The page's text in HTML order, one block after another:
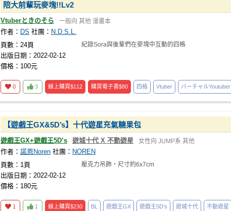
陪大前輩玩麥塊!!Lv2
Vtuberときのそら 一般向 其他 漫畫本
作者： DS 社團： N.D.S.L.
頁數：24頁
出版日期：2022-02-12
價格：100元
紀錄Sora與後輩們在麥塊中互動的四格
0 3 線上購買$112 購買電子書$80 四格 Vtuber バーチャルYoutuber
【遊戲王GX&5D’s】十代遊星充氣糖果包
遊戲王GX+遊戲王5D’s 遊城十代 X 不動遊星 女性向 JUMP系 其他
作者： 諾恩Noren 社團： NOREN
頁數：1頁
出版日期：2022-02-12
價格：180元
壓克力吊飾，尺寸約6x7cm
1 1 線上購買$230 BL 遊戲王GX 遊戲王5D’s 遊城十代 不動遊星